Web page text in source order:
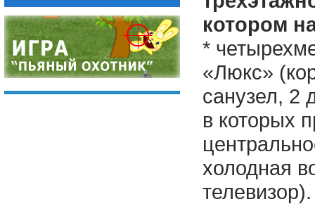
котором
*
«Люкс»
санузел, 2
в которых
холодная
телевизор).